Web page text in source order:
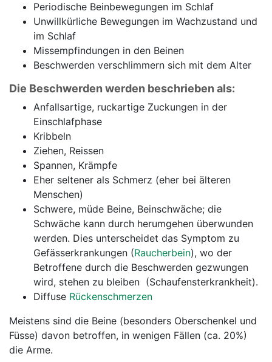
Periodische Beinbewegungen im Schlaf
Unwillkürliche Bewegungen im Wachzustand und
im Schlaf
Missempfindungen in den Beinen
Beschwerden verschlimmern sich mit dem Alter
Die Beschwerden werden beschrieben als:
Anfallsartige, ruckartige Zuckungen in der
Einschlafphase
Kribbeln
Ziehen, Reissen
Spannen, Krämpfe
Eher seltener als Schmerz (eher bei älteren
Menschen)
Schwere, müde Beine, Beinschwäche; die
Schwäche kann durch herumgehen überwunden
werden. Dies unterscheidet das Symptom zu
Gefässerkrankungen (Raucherbein), wo der
Betroffene durch die Beschwerden gezwungen
wird, stehen zu bleiben (Schaufensterkrankheit).
Diffuse Rückenschmerzen
Meistens sind die Beine (besonders Oberschenkel und
Füsse) davon betroffen, in wenigen Fällen (ca. 20%)
die Arme.